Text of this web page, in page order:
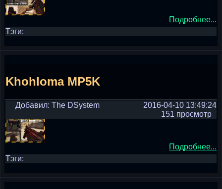
Подробнее...
Тэги:
Khohloma MP5K
Добавил: The DSystem
2016-04-10 13:49:24
151 просмотр
Подробнее...
Тэги: